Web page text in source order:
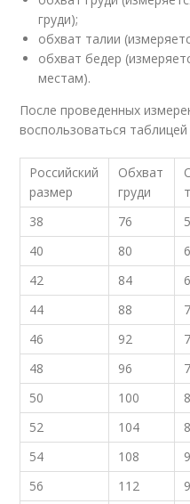
груди);
обхват талии
обхват бедер
местам).
После проведенных
воспользоваться
Российский
размер
Обхват
груди
38
76
40
80
42
84
44
88
46
92
48
96
50
100
52
104
54
108
56
112